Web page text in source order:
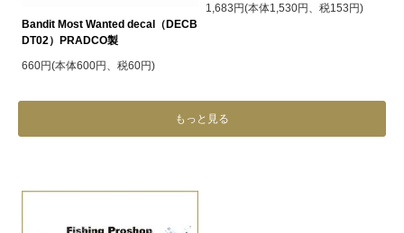
Bandit Most Wanted decal（DECB
DT02）PRADCO製
660円(本体600円、税60円)
1,683円(本体1,530円、税153円)
もっと見る